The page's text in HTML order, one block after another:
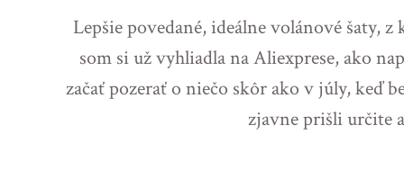
Lepšie povedané, ideálne volánové šaty,
som si už vyhliadla na Aliexprese, ako
začať pozerať o niečo skôr ako v júly, keď
zjavne prišli určite